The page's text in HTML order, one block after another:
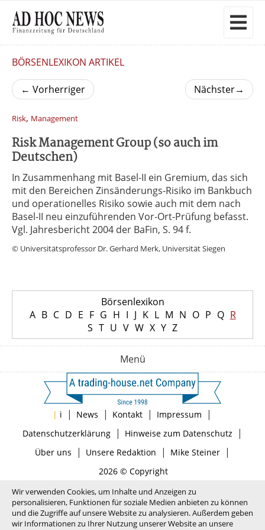
BÖRSENLEXIKON ARTIKEL
← Vorherriger Nächster→
Risk, Management
Risk Management Group (so auch im
Deutschen)
In Zusammenhang mit Basel-II ein Gremium, das sich
mit den Bereichen Zinsänderungs-Risiko im Bankbuch
und operationelles Risiko sowie auch mit dem nach
Basel-II neu einzuführenden Vor-Ort-Prüfung befasst.
Vgl. Jahresbericht 2004 der BaFin, S. 94 f.
© Universitätsprofessor Dr. Gerhard Merk, Universität Siegen
Börsenlexikon
A B C D E F G H I J K L M N O P Q R
S T U V W X Y Z
Menü
| i | News | Kontakt | Impressum |
Datenschutzerklärung| Hinweise zum Datenschutz |
Über uns | Unsere Redaktion | Mike Steiner|
2026 © Copyright
Wir verwenden Cookies, um Inhalte und Anzeigen zu
personalisieren, Funktionen für soziale Medien anbieten zu können
und die Zugriffe auf unsere Website zu analysieren. Außerdem geben
wir Informationen zu Ihrer Nutzung unserer Website an unsere